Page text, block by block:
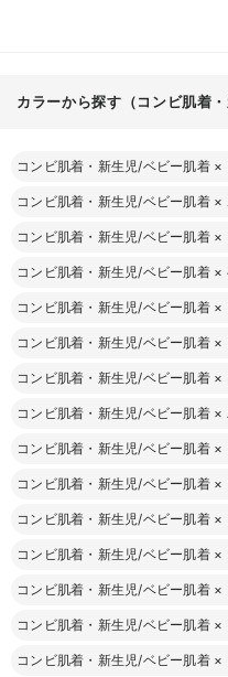
カラーから探す（コンビ肌着
コンビ肌着・新生児/ベビー肌着 ×
コンビ肌着・新生児/ベビー肌着 ×
コンビ肌着・新生児/ベビー肌着 ×
コンビ肌着・新生児/ベビー肌着 ×
コンビ肌着・新生児/ベビー肌着 ×
コンビ肌着・新生児/ベビー肌着 ×
コンビ肌着・新生児/ベビー肌着 ×
コンビ肌着・新生児/ベビー肌着 ×
コンビ肌着・新生児/ベビー肌着 ×
コンビ肌着・新生児/ベビー肌着 ×
コンビ肌着・新生児/ベビー肌着 ×
コンビ肌着・新生児/ベビー肌着 ×
コンビ肌着・新生児/ベビー肌着 ×
コンビ肌着・新生児/ベビー肌着 ×
コンビ肌着・新生児/ベビー肌着 ×